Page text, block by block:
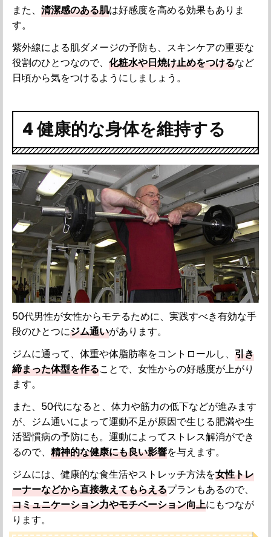
また、清潔感のある肌は好感度を高める効果もありま
す。
紫外線による肌ダメージの予防も、スキンケアの重要な
役割のひとつなので、化粧水や日焼け止めをつけるなど
日頃から気をつけるようにしましょう。
4 健康的な身体を維持する
50代男性が女性からモテるために、実践すべき有効な手
段のひとつにジム通いがあります。
ジムに通って、体重や体脂肪率をコントロールし、引き
締まった体型を作ることで、女性からの好感度が上がり
ます。
また、50代になると、体力や筋力の低下などが進みます
が、ジム通いによって運動不足が原因で生じる肥満や生
活習慣病の予防にも。運動によってストレス解消ができ
るので、精神的な健康にも良い影響を与えます。
ジムには、健康的な食生活やストレッチ方法を女性トレ
ーナーなどから直接教えてもらえるプランもあるので、
コミュニケーション力やモチベーション向上にもつなが
ります。